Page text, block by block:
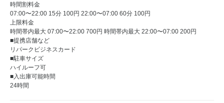
時間割料金
07:00〜22:00 15分 100円 22:00〜07:00 60分 100円
上限料金
時間帯内最大 07:00〜22:00 700円 時間帯内最大 22:00〜07:00 200円
■提携店舗など
リパークビジネスカード
■駐車サイズ
ハイルーフ可
■入出庫可能時間
24時間